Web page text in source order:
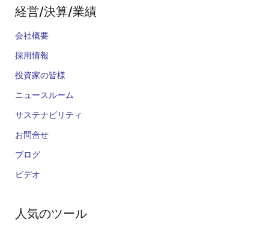
経営/決算/業績
会社概要
採用情報
投資家の皆様
ニュースルーム
サステナビリティ
お問合せ
ブログ
ビデオ
人気のツール